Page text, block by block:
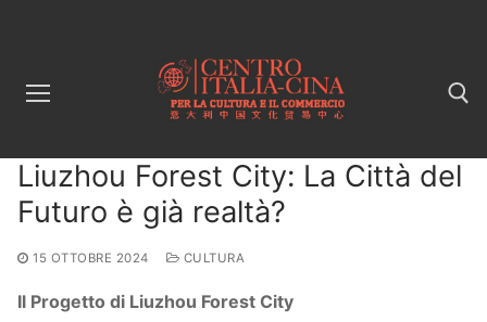
Cerca:
Liuzhou Forest City: La Città del
Futuro è già realtà?
15 OTTOBRE 2024 CULTURA
Il Progetto di Liuzhou Forest City